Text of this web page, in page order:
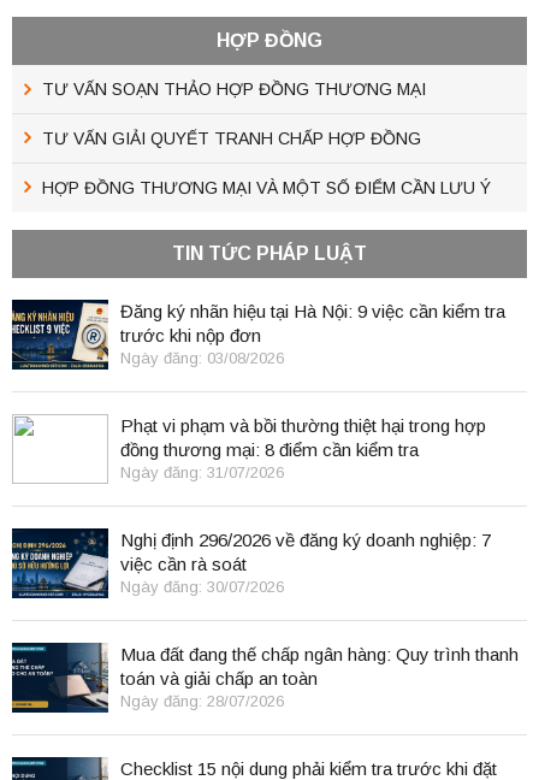
HỢP ĐỒNG
TƯ VẤN SOẠN THẢO HỢP ĐỒNG THƯƠNG MẠI
TƯ VẤN GIẢI QUYẾT TRANH CHẤP HỢP ĐỒNG
HỢP ĐỒNG THƯƠNG MẠI VÀ MỘT SỐ ĐIỂM CẦN LƯU Ý
TIN TỨC PHÁP LUẬT
Đăng ký nhãn hiệu tại Hà Nội: 9 việc cần kiểm tra
trước khi nộp đơn
Ngày đăng: 03/08/2026
Phạt vi phạm và bồi thường thiệt hại trong hợp
đồng thương mại: 8 điểm cần kiểm tra
Ngày đăng: 31/07/2026
Nghị định 296/2026 về đăng ký doanh nghiệp: 7
việc cần rà soát
Ngày đăng: 30/07/2026
Mua đất đang thế chấp ngân hàng: Quy trình thanh
toán và giải chấp an toàn
Ngày đăng: 28/07/2026
Checklist 15 nội dung phải kiểm tra trước khi đặt